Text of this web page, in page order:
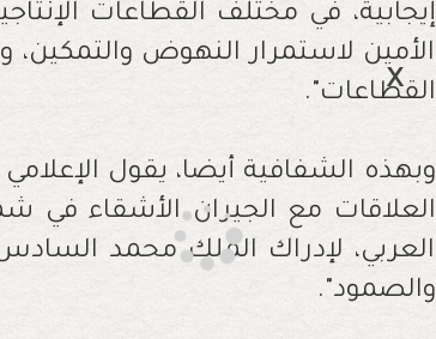
إيجابية، في مختلف القطاعات
الأمين لاستمرار النهوض
القطاعات".
وبهذه الشفافية أيضا، يقول
العلاقات مع الجيران الأشقاء في
العربي، لإدراك الملك محمد
والصمود".